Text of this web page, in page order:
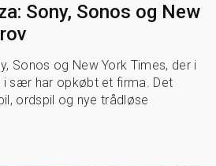
Sony, Sonos og New
Sonos og New York Times, der i
i sær har opkøbt et firma. Det
ordspil og nye trådløse